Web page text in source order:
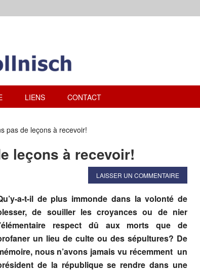
LIENS CONTACT
pas de leçons à recevoir!
leçons à recevoir!
LAISSER UN COMMENTAIRE
a-t-il de plus immonde dans la volonté de
de souiller les croyances ou de nier
respect dû aux morts que de
un lieu de culte ou des sépultures? De
nous n’avons jamais vu récemment un
de la république se rendre dans une